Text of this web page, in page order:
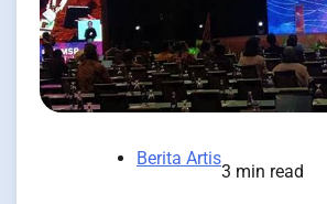
Berita Artis
3 min read